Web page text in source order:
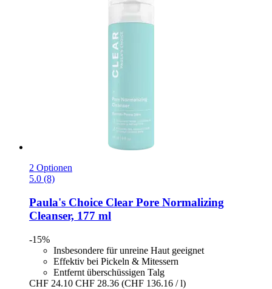
2 Optionen
5.0 (8)
Paula's Choice Clear Pore Normalizing
Cleanser, 177 ml
-15%
Insbesondere für unreine Haut geeignet
Effektiv bei Pickeln & Mitessern
Entfernt überschüssigen Talg
CHF 24.10 CHF 28.36 (CHF 136.16 / l)